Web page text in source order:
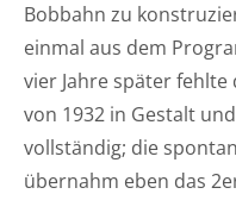
Bobbahn zu
einmal aus dem
vier Jahre später
von 1932 in Gestalt
vollständig; die
übernahm eben das